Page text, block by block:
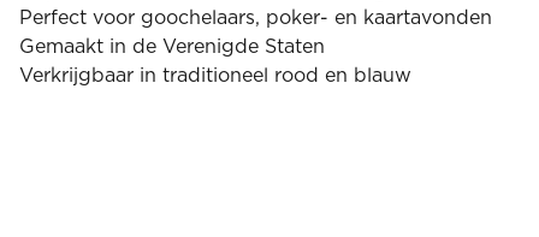
Perfect voor goochelaars, poker- en kaartavonden
Gemaakt in de Verenigde Staten
Verkrijgbaar in traditioneel rood en blauw